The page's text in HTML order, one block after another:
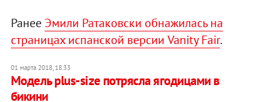
Ранее Эмили Ратаковски обнажилась на
страницах испанской версии Vanity Fair.
01 марта 2018, 18:33
Модель plus-size потрясла ягодицами в
бикини